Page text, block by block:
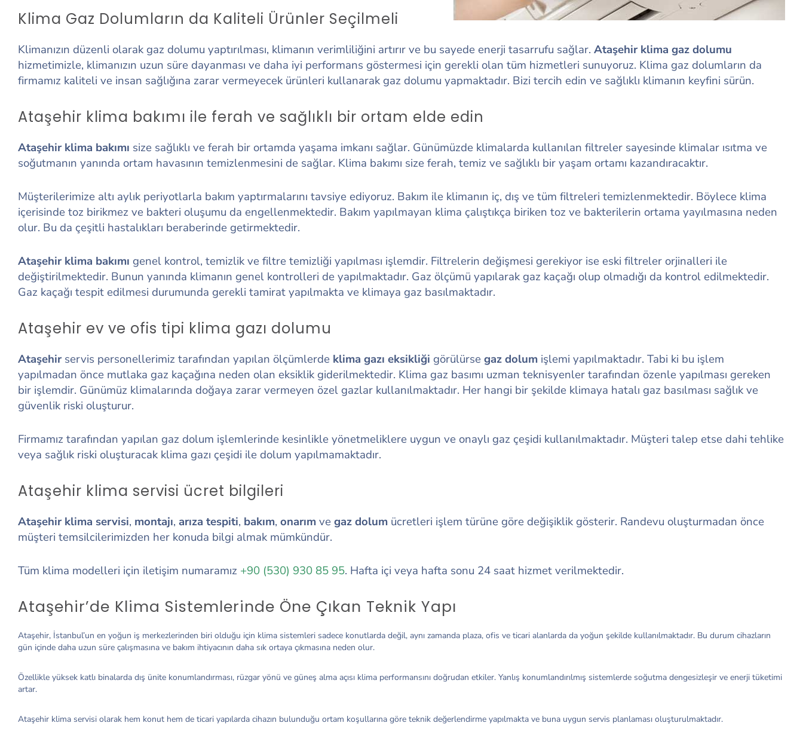
Klima Gaz Dolumların da Kaliteli Ürünler Seçilmeli
Klimanızın düzenli olarak gaz dolumu yaptırılması, klimanın verimliliğini artırır ve bu sayede enerji tasarrufu sağlar. Ataşehir klima gaz dolumu
hizmetimizle, klimanızın uzun süre dayanması ve daha iyi performans göstermesi için gerekli olan tüm hizmetleri sunuyoruz. Klima gaz dolumların da
firmamız kaliteli ve insan sağlığına zarar vermeyecek ürünleri kullanarak gaz dolumu yapmaktadır. Bizi tercih edin ve sağlıklı klimanın keyfini sürün.
Ataşehir klima bakımı ile ferah ve sağlıklı bir ortam elde edin
Ataşehir klima bakımı size sağlıklı ve ferah bir ortamda yaşama imkanı sağlar. Günümüzde klimalarda kullanılan filtreler sayesinde klimalar ısıtma ve
soğutmanın yanında ortam havasının temizlenmesini de sağlar. Klima bakımı size ferah, temiz ve sağlıklı bir yaşam ortamı kazandıracaktır.
Müşterilerimize altı aylık periyotlarla bakım yaptırmalarını tavsiye ediyoruz. Bakım ile klimanın iç, dış ve tüm filtreleri temizlenmektedir. Böylece klima
içerisinde toz birikmez ve bakteri oluşumu da engellenmektedir. Bakım yapılmayan klima çalıştıkça biriken toz ve bakterilerin ortama yayılmasına neden
olur. Bu da çeşitli hastalıkları beraberinde getirmektedir.
Ataşehir klima bakımı genel kontrol, temizlik ve filtre temizliği yapılması işlemdir. Filtrelerin değişmesi gerekiyor ise eski filtreler orjinalleri ile
değiştirilmektedir. Bunun yanında klimanın genel kontrolleri de yapılmaktadır. Gaz ölçümü yapılarak gaz kaçağı olup olmadığı da kontrol edilmektedir.
Gaz kaçağı tespit edilmesi durumunda gerekli tamirat yapılmakta ve klimaya gaz basılmaktadır.
Ataşehir ev ve ofis tipi klima gazı dolumu
Ataşehirservis personellerimiz tarafından yapılan ölçümlerde klima gazı eksikliği görülürse gaz dolum işlemi yapılmaktadır. Tabi ki bu işlem
yapılmadan önce mutlaka gaz kaçağına neden olan eksiklik giderilmektedir. Klima gaz basımı uzman teknisyenler tarafından özenle yapılması gereken
bir işlemdir. Günümüz klimalarında doğaya zarar vermeyen özel gazlar kullanılmaktadır. Her hangi bir şekilde klimaya hatalı gaz basılması sağlık ve
güvenlik riski oluşturur.
Firmamız tarafından yapılan gaz dolum işlemlerinde kesinlikle yönetmeliklere uygun ve onaylı gaz çeşidi kullanılmaktadır. Müşteri talep etse dahi tehlike
veya sağlık riski oluşturacak klima gazı çeşidi ile dolum yapılmamaktadır.
Ataşehir klima servisi ücret bilgileri
Ataşehir klima servisi, montajı, arıza tespiti, bakım, onarımve gaz dolum ücretleri işlem türüne göre değişiklik gösterir. Randevu oluşturmadan önce
müşteri temsilcilerimizden her konuda bilgi almak mümkündür.
Tüm klima modelleri için iletişim numaramız +90 (530) 930 85 95. Hafta içi veya hafta sonu 24 saat hizmet verilmektedir.
Ataşehir’de Klima Sistemlerinde Öne Çıkan Teknik Yapı
Ataşehir, İstanbul’un en yoğun iş merkezlerinden biri olduğu için klima sistemleri sadece konutlarda değil, aynı zamanda plaza, ofis ve ticari alanlarda da yoğun şekilde kullanılmaktadır. Bu durum cihazların
gün içinde daha uzun süre çalışmasına ve bakım ihtiyacının daha sık ortaya çıkmasına neden olur.
Özellikle yüksek katlı binalarda dış ünite konumlandırması, rüzgar yönü ve güneş alma açısı klima performansını doğrudan etkiler. Yanlış konumlandırılmış sistemlerde soğutma dengesizleşir ve enerji tüketimi
artar.
Ataşehir klima servisi olarak hem konut hem de ticari yapılarda cihazın bulunduğu ortam koşullarına göre teknik değerlendirme yapılmakta ve buna uygun servis planlaması oluşturulmaktadır.